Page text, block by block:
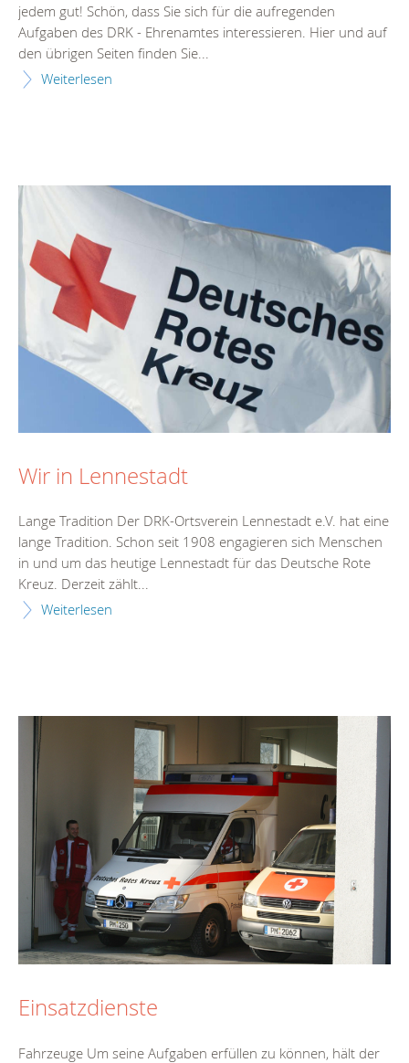
jedem gut! Schön, dass Sie sich für die aufregenden
Aufgaben des DRK - Ehrenamtes interessieren. Hier und auf
den übrigen Seiten finden Sie...
Weiterlesen
Wir in Lennestadt
Lange Tradition Der DRK-Ortsverein Lennestadt e.V. hat eine
lange Tradition. Schon seit 1908 engagieren sich Menschen
in und um das heutige Lennestadt für das Deutsche Rote
Kreuz. Derzeit zählt...
Weiterlesen
Einsatzdienste
Fahrzeuge Um seine Aufgaben erfüllen zu können, hält der